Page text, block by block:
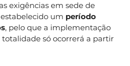
exigências em sede de
um período
, pelo que a implementação
só ocorrerá a partir